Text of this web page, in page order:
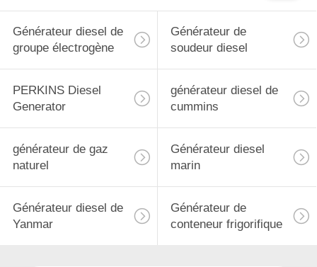
Générateur diesel de
groupe électrogène
Générateur de
soudeur diesel
PERKINS Diesel
Generator
générateur diesel de
cummins
générateur de gaz
naturel
Générateur diesel
marin
Générateur diesel de
Yanmar
Générateur de
conteneur frigorifique